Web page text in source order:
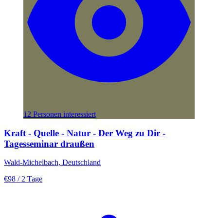
12 Personen interessiert
Kraft - Quelle - Natur - Der Weg zu Dir -
Tagesseminar draußen
Wald-Michelbach, Deutschland
€98 / 2 Tage